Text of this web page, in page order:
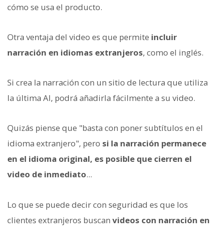
cómo se usa el producto.
Otra ventaja del video es que permite incluir
narración en idiomas extranjeros, como el inglés.
Si crea la narración con un sitio de lectura que utiliza
la última AI, podrá añadirla fácilmente a su video.
Quizás piense que "basta con poner subtítulos en el
idioma extranjero", pero si la narración permanece
en el idioma original, es posible que cierren el
video de inmediato...
Lo que se puede decir con seguridad es que los
clientes extranjeros buscan videos con narración en